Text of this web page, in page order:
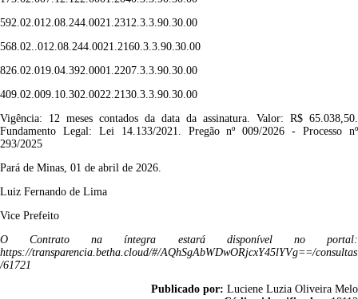
592.02.012.08.244.0021.2312.3.3.90.30.00
568.02..012.08.244.0021.2160.3.3.90.30.00
826.02.019.04.392.0001.2207.3.3.90.30.00
409.02.009.10.302.0022.2130.3.3.90.30.00
Vigência: 12 meses contados da data da assinatura. Valor: R$ 65.038,50.
Fundamento Legal: Lei 14.133/2021. Pregão nº 009/2026 - Processo nº
293/2025
Pará de Minas, 01 de abril de 2026.
Luiz Fernando de Lima
Vice Prefeito
O Contrato na íntegra estará disponível no portal:
https://transparencia.betha.cloud/#/AQhSgAbWDwORjcxY45lYVg==/consultas
/61721
Publicado por: Luciene Luzia Oliveira Melo